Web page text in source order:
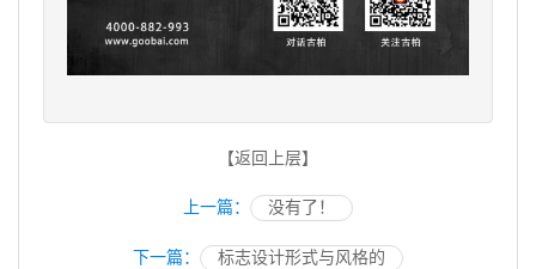
【返回上层】
上一篇： 没有了！
下一篇： 标志设计形式与风格的